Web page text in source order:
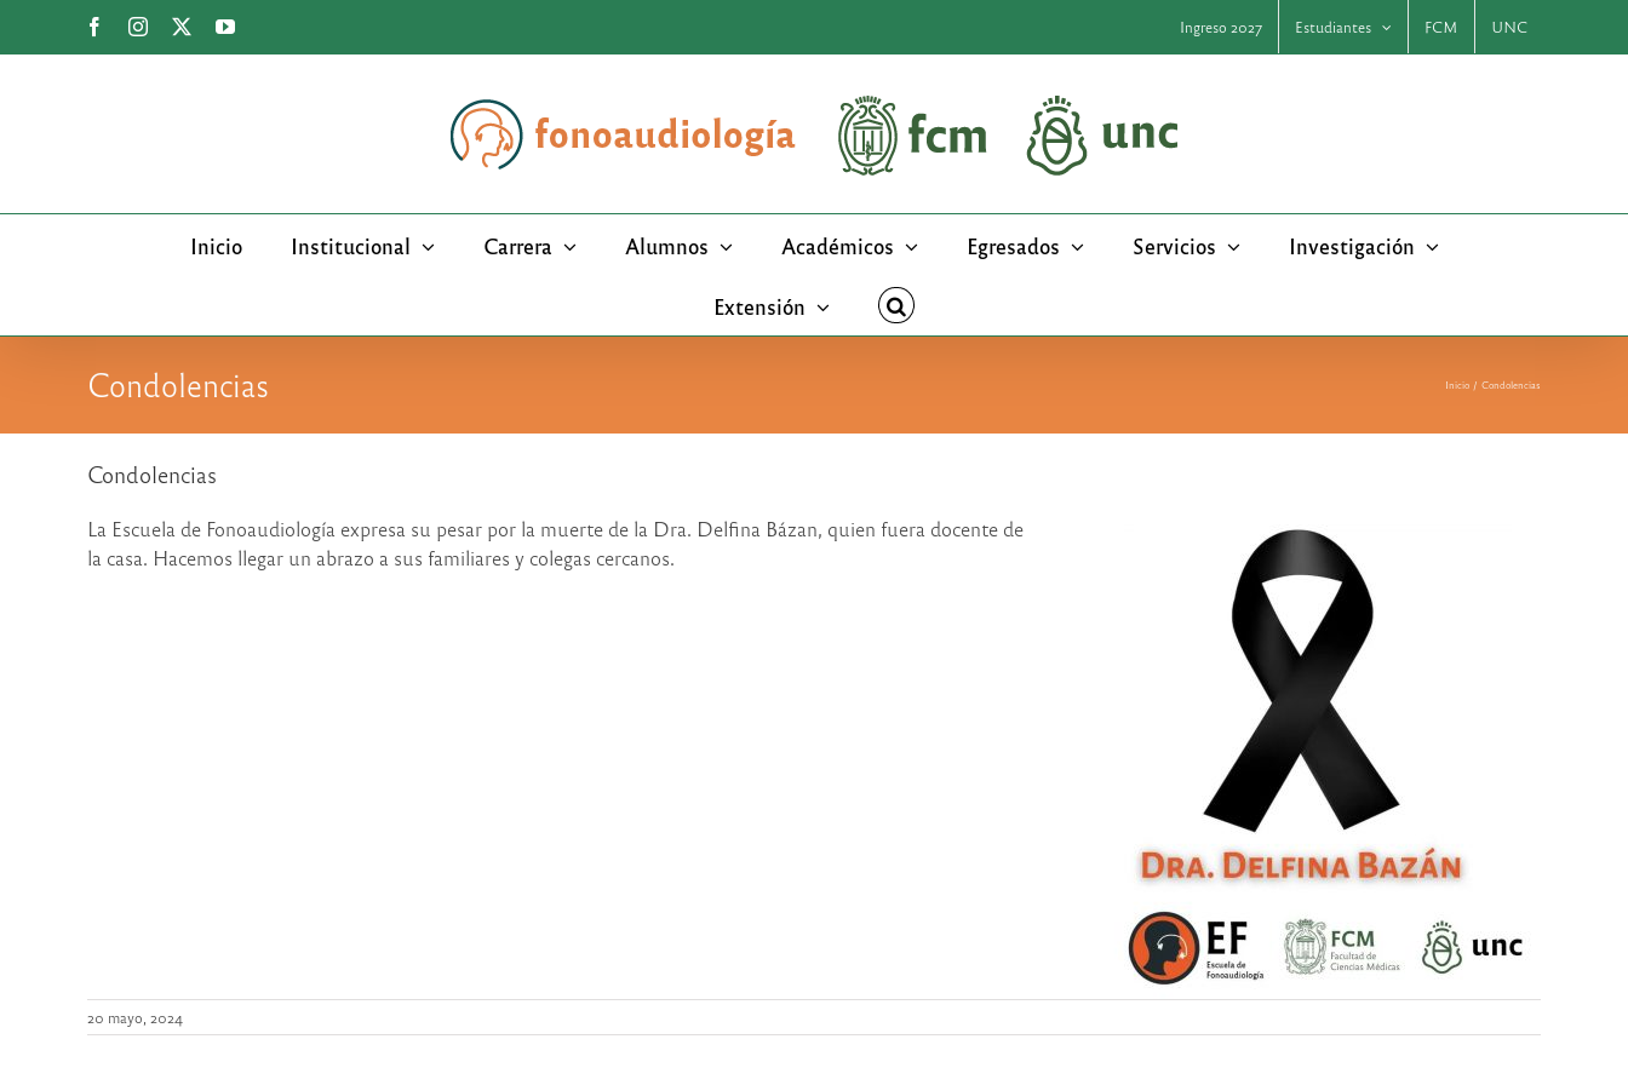
FacebookInstagram YouTube Ingreso 2027 Estudiantes FCM UNC
Inicio Institucional Carrera Alumnos Académicos Egresados Servicios Investigación
Extensión
Condolencias Inicio Condolencias
Condolencias
La Escuela de Fonoaudiología expresa su pesar por la muerte de la Dra. Delfina Bázan, quien fuera docente de
la casa. Hacemos llegar un abrazo a sus familiares y colegas cercanos.
20 mayo, 2024